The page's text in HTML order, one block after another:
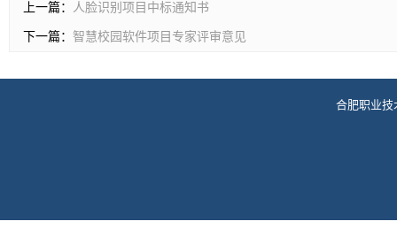
上一篇： 人脸识别项目中标通知书
下一篇： 智慧校园软件项目专家评审意见
合肥职业